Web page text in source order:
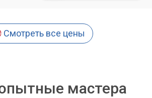
Смотреть все цены
мастера